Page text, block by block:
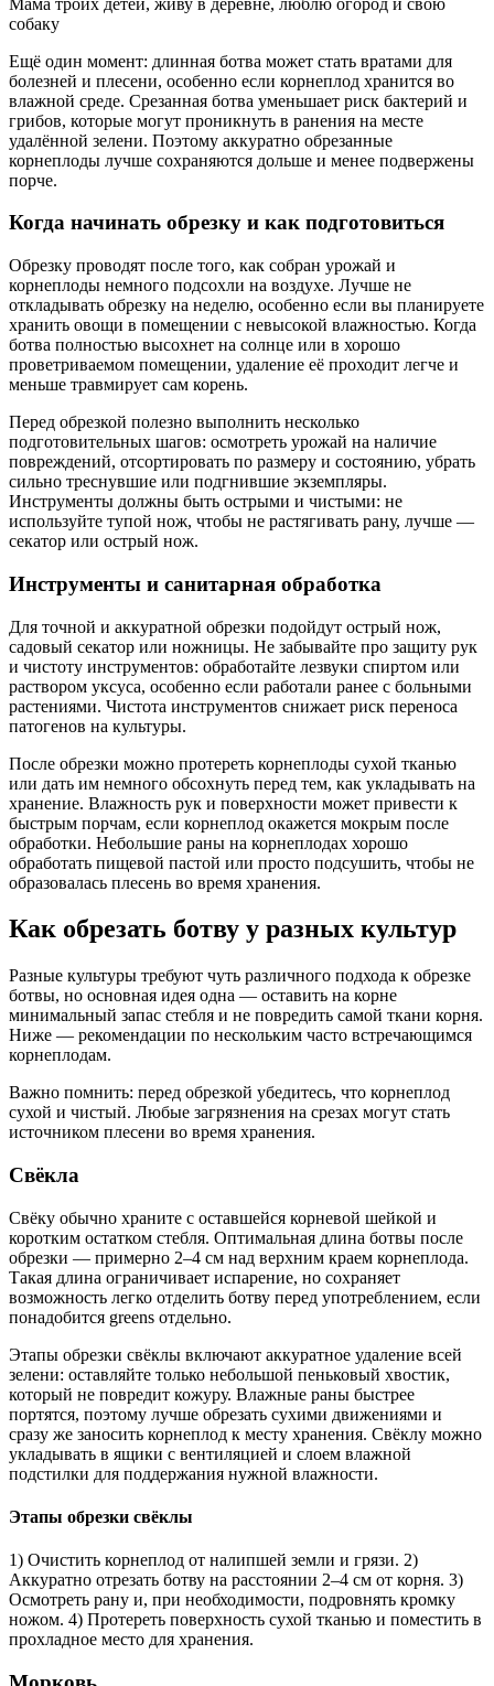
собаку
Ещё один момент: длинная ботва может стать вратами для
болезней и плесени, особенно если корнеплод хранится во
влажной среде. Срезанная ботва уменьшает риск бактерий и
грибов, которые могут проникнуть в ранения на месте
удалённой зелени. Поэтому аккуратно обрезанные
корнеплоды лучше сохраняются дольше и менее подвержены
порче.
Когда начинать обрезку и как подготовиться
Обрезку проводят после того, как собран урожай и
корнеплоды немного подсохли на воздухе. Лучше не
откладывать обрезку на неделю, особенно если вы планируете
хранить овощи в помещении с невысокой влажностью. Когда
ботва полностью высохнет на солнце или в хорошо
проветриваемом помещении, удаление её проходит легче и
меньше травмирует сам корень.
Перед обрезкой полезно выполнить несколько
подготовительных шагов: осмотреть урожай на наличие
повреждений, отсортировать по размеру и состоянию, убрать
сильно треснувшие или подгнившие экземпляры.
Инструменты должны быть острыми и чистыми: не
используйте тупой нож, чтобы не растягивать рану, лучше —
секатор или острый нож.
Инструменты и санитарная обработка
Для точной и аккуратной обрезки подойдут острый нож,
садовый секатор или ножницы. Не забывайте про защиту рук
и чистоту инструментов: обработайте лезвуки спиртом или
раствором уксуса, особенно если работали ранее с больными
растениями. Чистота инструментов снижает риск переноса
патогенов на культуры.
После обрезки можно протереть корнеплоды сухой тканью
или дать им немного обсохнуть перед тем, как укладывать на
хранение. Влажность рук и поверхности может привести к
быстрым порчам, если корнеплод окажется мокрым после
обработки. Небольшие раны на корнеплодах хорошо
обработать пищевой пастой или просто подсушить, чтобы не
образовалась плесень во время хранения.
Как обрезать ботву у разных культур
Разные культуры требуют чуть различного подхода к обрезке
ботвы, но основная идея одна — оставить на корне
минимальный запас стебля и не повредить самой ткани корня.
Ниже — рекомендации по нескольким часто встречающимся
корнеплодам.
Важно помнить: перед обрезкой убедитесь, что корнеплод
сухой и чистый. Любые загрязнения на срезах могут стать
источником плесени во время хранения.
Свёкла
Свёку обычно храните с оставшейся корневой шейкой и
коротким остатком стебля. Оптимальная длина ботвы после
обрезки — примерно 2–4 см над верхним краем корнеплода.
Такая длина ограничивает испарение, но сохраняет
возможность легко отделить ботву перед употреблением, если
понадобится greens отдельно.
Этапы обрезки свёклы включают аккуратное удаление всей
зелени: оставляйте только небольшой пеньковый хвостик,
который не повредит кожуру. Влажные раны быстрее
портятся, поэтому лучше обрезать сухими движениями и
сразу же заносить корнеплод к месту хранения. Свёклу можно
укладывать в ящики с вентиляцией и слоем влажной
подстилки для поддержания нужной влажности.
Этапы обрезки свёклы
1) Очистить корнеплод от налипшей земли и грязи. 2)
Аккуратно отрезать ботву на расстоянии 2–4 см от корня. 3)
Осмотреть рану и, при необходимости, подровнять кромку
ножом. 4) Протереть поверхность сухой тканью и поместить в
прохладное место для хранения.